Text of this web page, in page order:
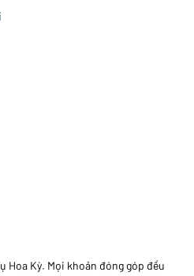
Hoa Kỳ. Mọi khoản đóng góp đều